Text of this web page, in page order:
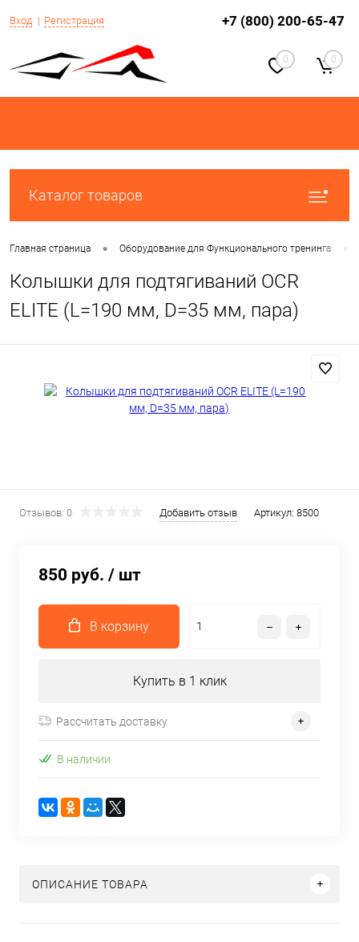
Вход Регистрация +7 (800) 200-65-47
0 0
Каталог товаров
Главная страница • Оборудование для Функционального тренинга
Колышки для подтягиваний OCR
ELITE (L=190 мм, D=35 мм, пара)
Отзывов: 0 Добавить отзыв Артикул: 8500
850 руб. / шт
В корзину
Купить в 1 клик
Рассчитать доставку
В наличии
ОПИСАНИЕ ТОВАРА